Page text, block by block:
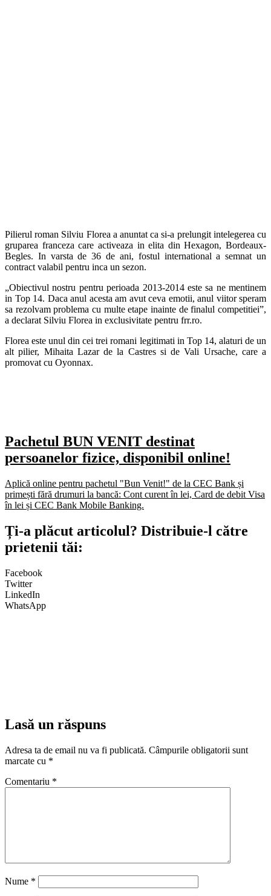
Pilierul roman Silviu Florea a anuntat ca si-a prelungit intelegerea cu
gruparea franceza care activeaza in elita din Hexagon, Bordeaux-
Begles. In varsta de 36 de ani, fostul international a semnat un
contract valabil pentru inca un sezon.
„Obiectivul nostru pentru perioada 2013-2014 este sa ne mentinem
in Top 14. Daca anul acesta am avut ceva emotii, anul viitor speram
sa rezolvam problema cu multe etape inainte de finalul competitiei”,
a declarat Silviu Florea in exclusivitate pentru frr.ro.
Florea este unul din cei trei romani legitimati in Top 14, alaturi de un
alt pilier, Mihaita Lazar de la Castres si de Vali Ursache, care a
promovat cu Oyonnax.
Pachetul BUN VENIT destinat
persoanelor fizice, disponibil online!
Aplică online pentru pachetul "Bun Venit!" de la CEC Bank și
primești fără drumuri la bancă: Cont curent în lei, Card de debit Visa
în lei și CEC Bank Mobile Banking.​
Ți-a plăcut articolul? Distribuie-l către
prietenii tăi:
Facebook
Twitter
LinkedIn
WhatsApp
Lasă un răspuns
Adresa ta de email nu va fi publicată. Câmpurile obligatorii sunt
marcate cu *
Comentariu *
Nume *